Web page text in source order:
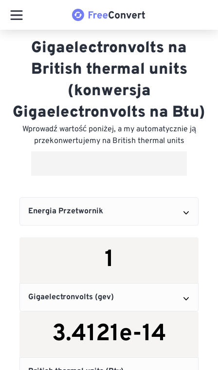
Gigaelectronvolts na
British thermal units
(konwersja
Gigaelectronvolts na Btu)
Wprowadź wartość poniżej, a my automatycznie ją
przekonwertujemy na British thermal units